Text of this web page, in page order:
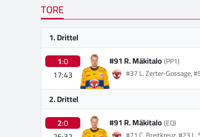
TORE
1. Drittel
1:0
17:43
#91 R. Mäkitalo(PP1)
#37 L. Zerter-Gossage,
2. Drittel
2:0
#91 R. Mäkitalo(EQ)